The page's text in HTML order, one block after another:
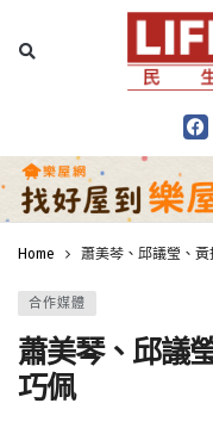
Home 蕭美琴、邱議瑩、
合作媒體
蕭美琴、邱議
巧佩